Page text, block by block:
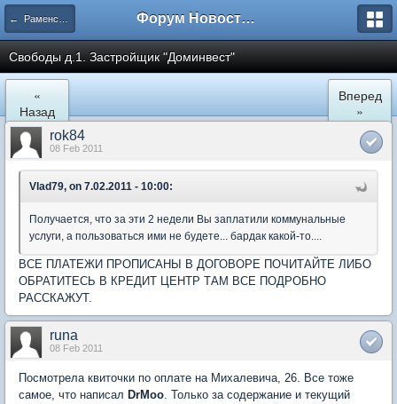
← Раменское Форум Новостройки
Свободы д.1. Застройщик "Доминвест"
«
Назад
Вперед
»
rok84
08 Feb 2011
Vlad79, on 7.02.2011 - 10:00:
Получается, что за эти 2 недели Вы заплатили коммунальные
услуги, а пользоваться ими не будете... бардак какой-то....
ВСЕ ПЛАТЕЖИ ПРОПИСАНЫ В ДОГОВОРЕ ПОЧИТАЙТЕ ЛИБО
ОБРАТИТЕСЬ В КРЕДИТ ЦЕНТР ТАМ ВСЕ ПОДРОБНО
РАССКАЖУТ.
runa
08 Feb 2011
Посмотрела квиточки по оплате на Михалевича, 26. Все тоже
самое, что написал DrMoo. Только за содержание и текущий